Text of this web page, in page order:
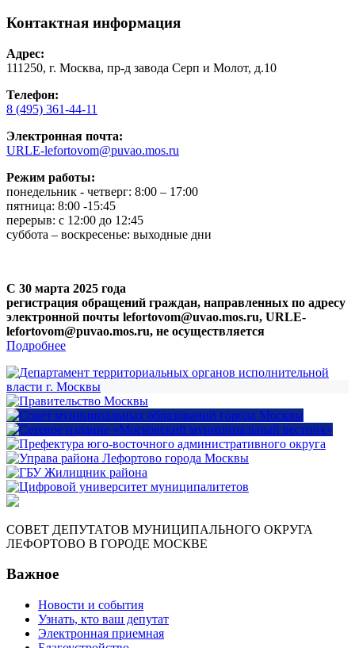
Контактная информация
Адрес:
111250, г. Москва, пр-д завода Серп и Молот, д.10
Телефон:
8 (495) 361-44-11
Электронная почта:
URLE-lefortovom@puvao.mos.ru
Режим работы:
понедельник - четверг: 8:00 – 17:00
пятница: 8:00 -15:45
перерыв: с 12:00 до 12:45
суббота – воскресенье: выходные дни
С 30 марта 2025 года
регистрация обращений граждан, направленных по адресу
электронной почты lefortovom@uvao.mos.ru, URLE-
lefortovom@puvao.mos.ru, не осуществляется
Подробнее
СОВЕТ ДЕПУТАТОВ МУНИЦИПАЛЬНОГО ОКРУГА
ЛЕФОРТОВО В ГОРОДЕ МОСКВЕ
Важное
Новости и события
Узнать, кто ваш депутат
Электронная приемная